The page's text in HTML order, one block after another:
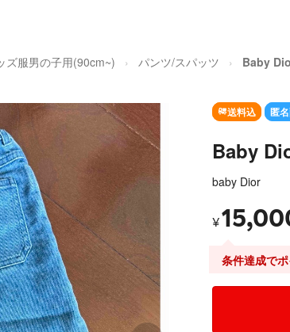
ズ服男の子用(90cm~) パンツ/スパッツ Baby
送料込 匿
Baby
baby Dior
¥
条件達成で